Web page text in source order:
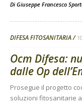
Di Giuseppe Francesco
DIFESA FITOSANITARIA
Ocm Difesa:
dalle Op
Prosegue il progetto
soluzioni fitosanitarie